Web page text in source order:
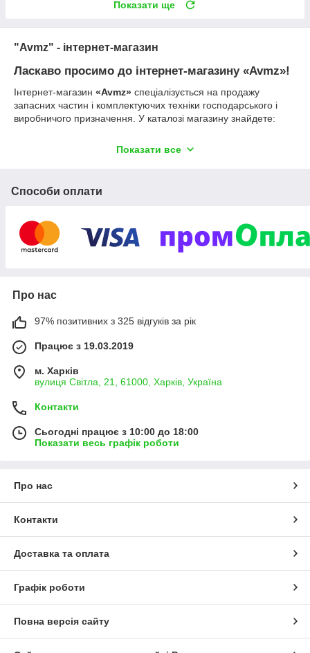
Показати ще
"Avmz" - інтернет-магазин
Ласкаво просимо до інтернет-магазину «Avmz»!
Інтернет-магазин «Avmz» спеціалізується на продажу
запасних частин і комплектуючих техніки господарського і
виробничого призначення. У каталозі магазину знайдете:
повітряним і водяним охолодженням);
елементи для роторних косарок, ремені, сальники,
фільтри, колеса та камери;
автоклави побутові «Дніпро»;
фільтри для китайських тракторів.
Асортимент поступово оновлюється, тож слідкуйте за появою
новинок на сайті..
Обираючи інтернет-магазин
Клієнтоорієнтований сервіс;
Кваліфіковану консультацію менеджерів;
Доставку по всій території України.
Дякуємо за довіру та вибір інтернет-магазину
Показати все
Способи оплати
Про нас
97% позитивних з 325 відгуків за рік
Працює з 19.03.2019
м. Харків
вулиця Світла, 21, 61000, Харків, Україна
Контакти
Сьогодні працює з 10:00 до 18:00
Показати весь графік роботи
Про нас
Контакти
Доставка та оплата
Графік роботи
Повна версія сайту